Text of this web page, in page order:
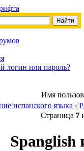
логин или пароль?
Имя
испанского языка ‹
Страница 7
Spanglish